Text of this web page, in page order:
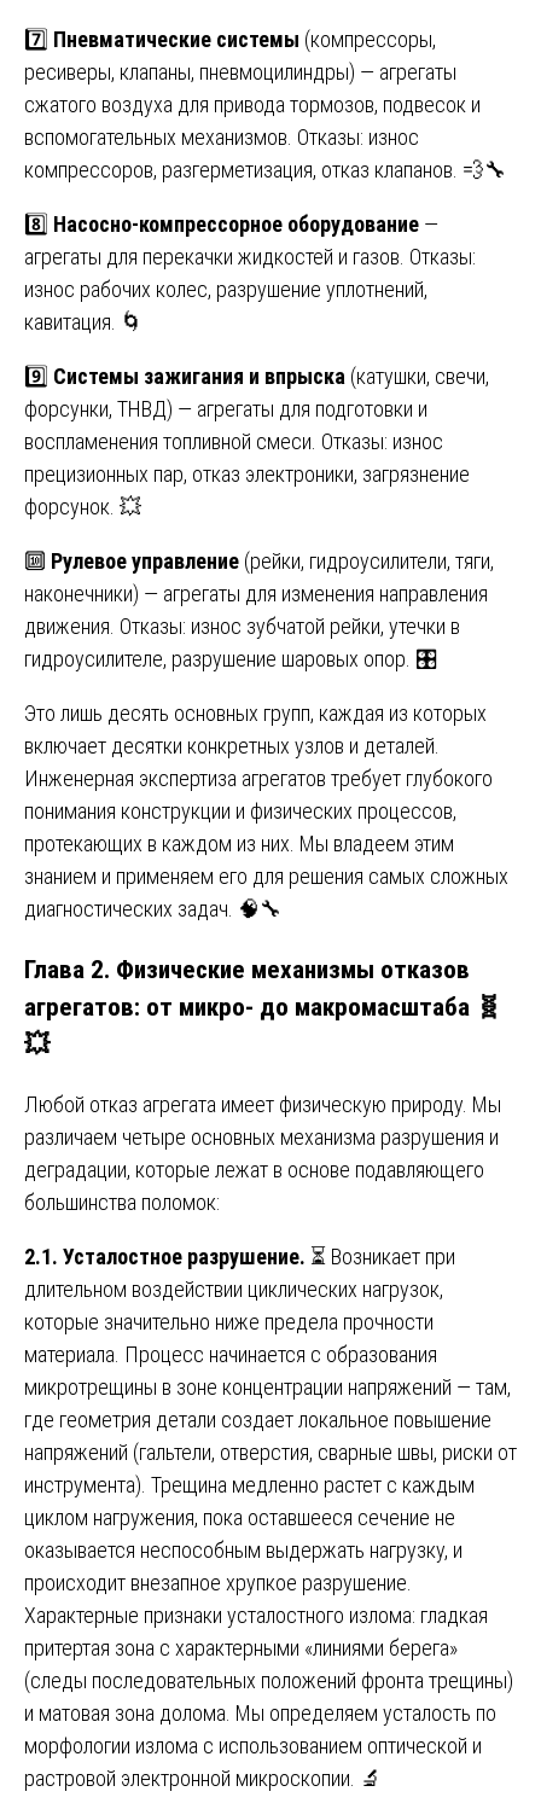
7️⃣ Пневматические системы (компрессоры,
ресиверы, клапаны, пневмоцилиндры) — агрегаты
сжатого воздуха для привода тормозов, подвесок и
вспомогательных механизмов. Отказы: износ
компрессоров, разгерметизация, отказ клапанов. 💨🔧
8️⃣ Насосно-компрессорное оборудование —
агрегаты для перекачки жидкостей и газов. Отказы:
износ рабочих колес, разрушение уплотнений,
кавитация. 🌀
9️⃣ Системы зажигания и впрыска (катушки, свечи,
форсунки, ТНВД) — агрегаты для подготовки и
воспламенения топливной смеси. Отказы: износ
прецизионных пар, отказ электроники, загрязнение
форсунок. 💥
🔟 Рулевое управление (рейки, гидроусилители, тяги,
наконечники) — агрегаты для изменения направления
движения. Отказы: износ зубчатой рейки, утечки в
гидроусилителе, разрушение шаровых опор. 🎛️
Это лишь десять основных групп, каждая из которых
включает десятки конкретных узлов и деталей.
Инженерная экспертиза агрегатов требует глубокого
понимания конструкции и физических процессов,
протекающих в каждом из них. Мы владеем этим
знанием и применяем его для решения самых сложных
диагностических задач. 🧠🔧
Глава 2. Физические механизмы отказов
агрегатов: от микро- до макромасштаба 🧬
💥
Любой отказ агрегата имеет физическую природу. Мы
различаем четыре основных механизма разрушения и
деградации, которые лежат в основе подавляющего
большинства поломок:
2.1. Усталостное разрушение. ⏳ Возникает при
длительном воздействии циклических нагрузок,
которые значительно ниже предела прочности
материала. Процесс начинается с образования
микротрещины в зоне концентрации напряжений — там,
где геометрия детали создает локальное повышение
напряжений (гальтели, отверстия, сварные швы, риски от
инструмента). Трещина медленно растет с каждым
циклом нагружения, пока оставшееся сечение не
оказывается неспособным выдержать нагрузку, и
происходит внезапное хрупкое разрушение.
Характерные признаки усталостного излома: гладкая
притертая зона с характерными «линиями берега»
(следы последовательных положений фронта трещины)
и матовая зона долома. Мы определяем усталость по
морфологии излома с использованием оптической и
растровой электронной микроскопии. 🔬